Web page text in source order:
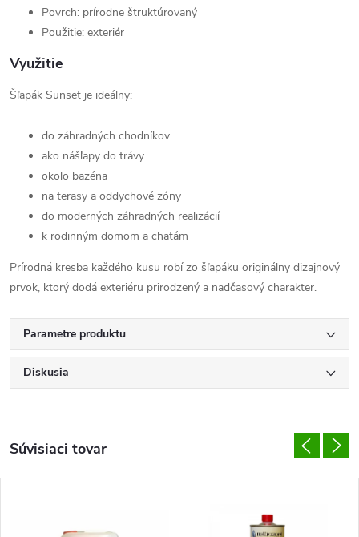
Povrch: prírodne štruktúrovaný
Použitie: exteriér
Využitie
Šľapák Sunset je ideálny:
do záhradných chodníkov
ako nášľapy do trávy
okolo bazéna
na terasy a oddychové zóny
do moderných záhradných realizácií
k rodinným domom a chatám
Prírodná kresba každého kusu robí zo šľapáku originálny dizajnový
prvok, ktorý dodá exteriéru prirodzený a nadčasový charakter.
Parametre produktu
Diskusia
Súvisiaci tovar